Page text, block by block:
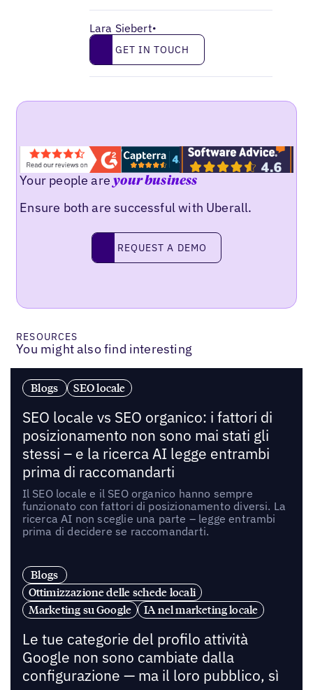
Lara Siebert•
Get in touch
GET IN TOUCH
Your people areyour business
Ensure both are successful with Uberall.
Request a demo
REQUEST A DEMO
RESOURCES
You might also find interesting
Blogs SEO locale
SEO locale vs SEO organico: i fattori di
posizionamento non sono mai stati gli
stessi – e la ricerca AI legge entrambi
prima di raccomandarti
Il SEO locale e il SEO organico hanno sempre
funzionato con fattori di posizionamento diversi. La
ricerca AI non sceglie una parte – legge entrambi
prima di decidere se raccomandarti.
Blogs
Ottimizzazione delle schede locali
Marketing su Google
IA nel marketing locale
Le tue categorie del profilo attività
Google non sono cambiate dalla
configurazione — ma il loro pubblico, sì